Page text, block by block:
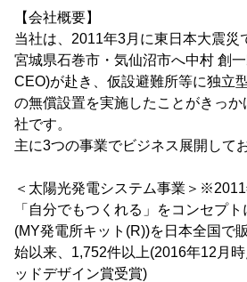
【会社概要】
当社は、2011年3月に東日本大震災
宮城県石巻市・気仙沼市へ中村 創
CEO)が赴き、仮設避難所等に独立
の無償設置を実施したことがきっ
社です。
主に3つの事業でビジネス展開して
＜太陽光発電システム事業＞
「自分でもつくれる」をコンセプ
(MY発電所キット(R))を日本全国で
始以来、1,752件以上(2016年12月
ッドデザイン賞受賞)